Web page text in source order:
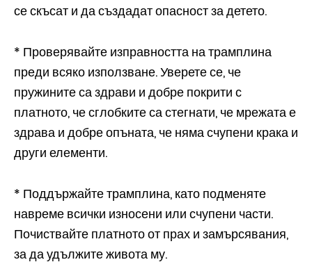
се скъсат и да създадат опасност за детето.
* Проверявайте изправността на трамплина
преди всяко използване. Уверете се, че
пружините са здрави и добре покрити с
платното, че сглобките са стегнати, че мрежата е
здрава и добре опъната, че няма счупени крака и
други елементи.
* Поддържайте трамплина, като подменяте
навреме всички износени или счупени части.
Почиствайте платното от прах и замърсявания,
за да удължите живота му.